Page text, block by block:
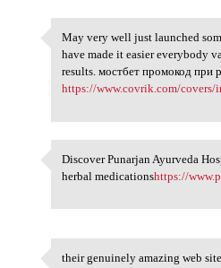
May very well just
May very well just launched
have made it easier everybody
results. мостбет промокод при
https://www.covrik.com/
Discover Punarjan
Discover Punarjan Ayurveda
herbal medicationshttps://
their genuinely amazing web